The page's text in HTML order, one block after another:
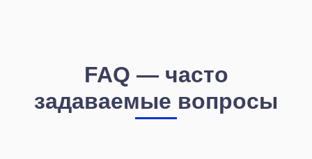
FAQ — часто
задаваемые вопросы